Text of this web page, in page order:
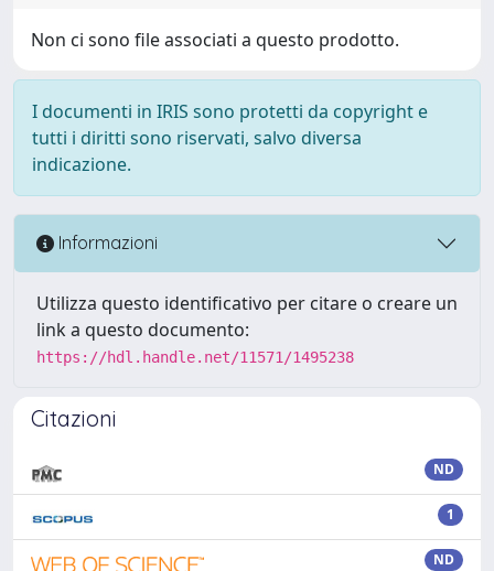
Non ci sono file associati a questo prodotto.
I documenti in IRIS sono protetti da copyright e
tutti i diritti sono riservati, salvo diversa
indicazione.
Informazioni
Utilizza questo identificativo per citare o creare un
link a questo documento:
https://hdl.handle.net/11571/1495238
Citazioni
ND
1
ND